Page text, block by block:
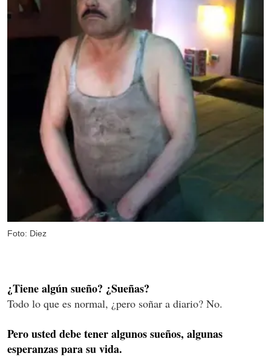
Foto: Diez
¿Tiene algún sueño? ¿Sueñas?
Todo lo que es normal, ¿pero soñar a diario? No.
Pero usted debe tener algunos sueños, algunas
esperanzas para su vida.